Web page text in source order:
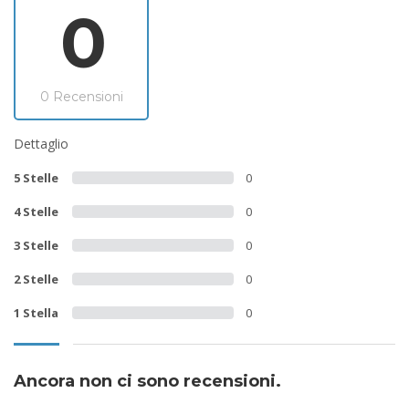
0
0 Recensioni
Dettaglio
5 Stelle 0
4 Stelle 0
3 Stelle 0
2 Stelle 0
1 Stella 0
Ancora non ci sono recensioni.